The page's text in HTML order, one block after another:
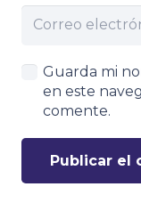
Guarda mi
en este
comente.
Publicar el